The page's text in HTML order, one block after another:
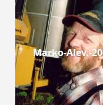
Marko-Alev.-